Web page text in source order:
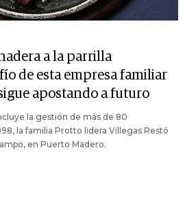
a la parrilla
de esta empresa familiar
apostando a futuro
la gestión de más de 80
la familia Protto lidera Villegas Restó
en Puerto Madero.